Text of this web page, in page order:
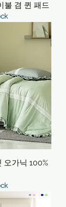
불 겸 퀸 패드
오가닉 100%